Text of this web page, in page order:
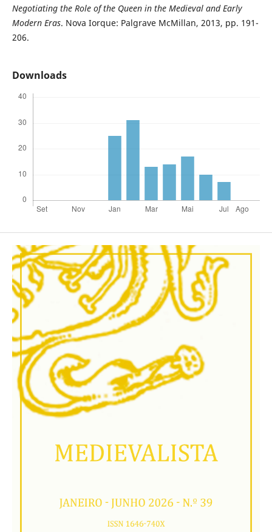
Negotiating the Role of the Queen in the Medieval and Early
Modern Eras. Nova Iorque: Palgrave McMillan, 2013, pp. 191-
206.
Downloads